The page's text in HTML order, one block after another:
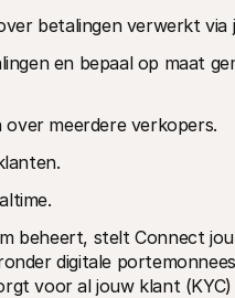
betalingen verwerkt
en bepaal op maat
over meerdere verkopers.
beheert, stelt Connect
digitale
voor al jouw klant